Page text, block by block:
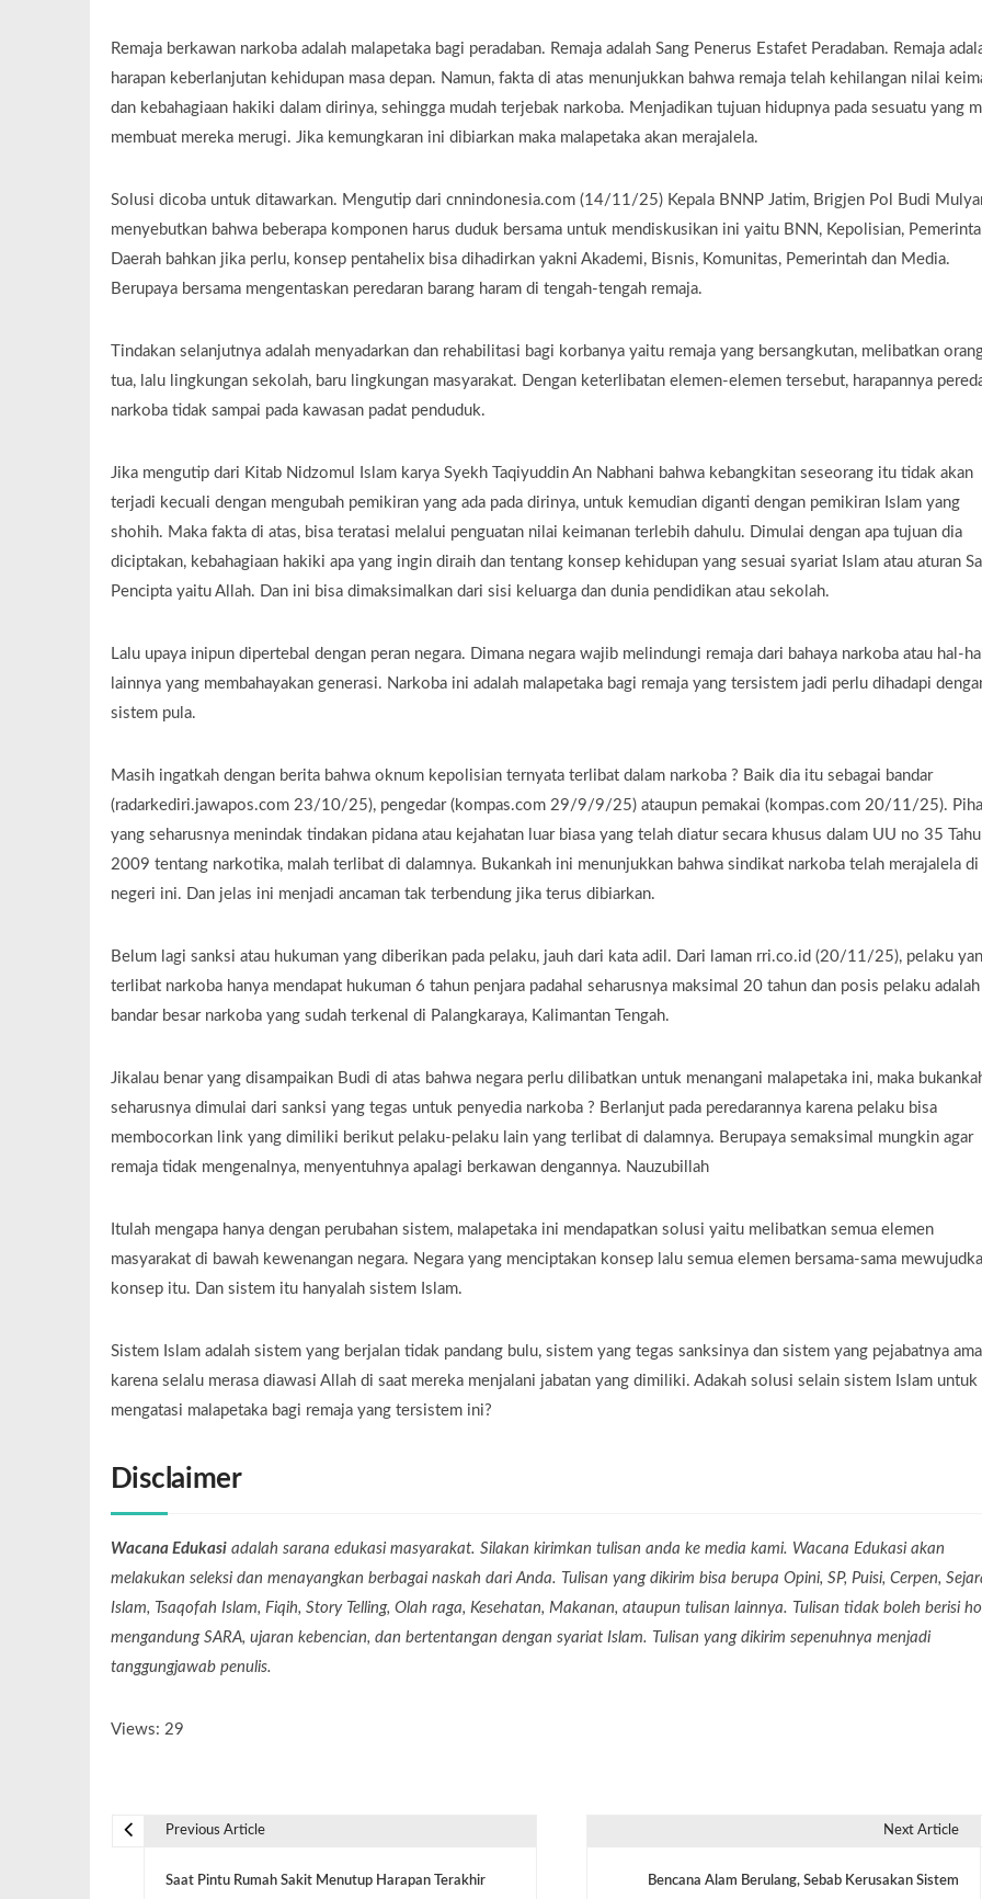
Remaja berkawan narkoba adalah malapetaka bagi peradaban. Remaja adalah Sang Penerus Estafet Peradaban. Remaja
harapan keberlanjutan kehidupan masa depan. Namun, fakta di atas menunjukkan bahwa remaja telah kehilangan nilai
dan kebahagiaan hakiki dalam dirinya, sehingga mudah terjebak narkoba. Menjadikan tujuan hidupnya pada sesuatu yang
membuat mereka merugi. Jika kemungkaran ini dibiarkan maka malapetaka akan merajalela.
Solusi dicoba untuk ditawarkan. Mengutip dari cnnindonesia.com (14/11/25) Kepala BNNP Jatim, Brigjen Pol Budi
menyebutkan bahwa beberapa komponen harus duduk bersama untuk mendiskusikan ini yaitu BNN, Kepolisian,
Daerah bahkan jika perlu, konsep pentahelix bisa dihadirkan yakni Akademi, Bisnis, Komunitas, Pemerintah dan Media.
Berupaya bersama mengentaskan peredaran barang haram di tengah-tengah remaja.
Tindakan selanjutnya adalah menyadarkan dan rehabilitasi bagi korbanya yaitu remaja yang bersangkutan, melibatkan
tua, lalu lingkungan sekolah, baru lingkungan masyarakat. Dengan keterlibatan elemen-elemen tersebut, harapannya
narkoba tidak sampai pada kawasan padat penduduk.
Jika mengutip dari Kitab Nidzomul Islam karya Syekh Taqiyuddin An Nabhani bahwa kebangkitan seseorang itu tidak akan
terjadi kecuali dengan mengubah pemikiran yang ada pada dirinya, untuk kemudian diganti dengan pemikiran Islam yang
shohih. Maka fakta di atas, bisa teratasi melalui penguatan nilai keimanan terlebih dahulu. Dimulai dengan apa tujuan dia
diciptakan, kebahagiaan hakiki apa yang ingin diraih dan tentang konsep kehidupan yang sesuai syariat Islam atau aturan
Pencipta yaitu Allah. Dan ini bisa dimaksimalkan dari sisi keluarga dan dunia pendidikan atau sekolah.
Lalu upaya inipun dipertebal dengan peran negara. Dimana negara wajib melindungi remaja dari bahaya narkoba atau hal-hal
lainnya yang membahayakan generasi. Narkoba ini adalah malapetaka bagi remaja yang tersistem jadi perlu dihadapi
sistem pula.
Masih ingatkah dengan berita bahwa oknum kepolisian ternyata terlibat dalam narkoba ? Baik dia itu sebagai bandar
(radarkediri.jawapos.com 23/10/25), pengedar (kompas.com 29/9/9/25) ataupun pemakai (kompas.com 20/11/25).
yang seharusnya menindak tindakan pidana atau kejahatan luar biasa yang telah diatur secara khusus dalam UU no 35
2009 tentang narkotika, malah terlibat di dalamnya. Bukankah ini menunjukkan bahwa sindikat narkoba telah merajalela di
negeri ini. Dan jelas ini menjadi ancaman tak terbendung jika terus dibiarkan.
Belum lagi sanksi atau hukuman yang diberikan pada pelaku, jauh dari kata adil. Dari laman rri.co.id (20/11/25), pelaku
terlibat narkoba hanya mendapat hukuman 6 tahun penjara padahal seharusnya maksimal 20 tahun dan posis pelaku adalah
bandar besar narkoba yang sudah terkenal di Palangkaraya, Kalimantan Tengah.
Jikalau benar yang disampaikan Budi di atas bahwa negara perlu dilibatkan untuk menangani malapetaka ini, maka
seharusnya dimulai dari sanksi yang tegas untuk penyedia narkoba ? Berlanjut pada peredarannya karena pelaku bisa
membocorkan link yang dimiliki berikut pelaku-pelaku lain yang terlibat di dalamnya. Berupaya semaksimal mungkin agar
remaja tidak mengenalnya, menyentuhnya apalagi berkawan dengannya. Nauzubillah
Itulah mengapa hanya dengan perubahan sistem, malapetaka ini mendapatkan solusi yaitu melibatkan semua elemen
masyarakat di bawah kewenangan negara. Negara yang menciptakan konsep lalu semua elemen bersama-sama
konsep itu. Dan sistem itu hanyalah sistem Islam.
Sistem Islam adalah sistem yang berjalan tidak pandang bulu, sistem yang tegas sanksinya dan sistem yang pejabatnya
karena selalu merasa diawasi Allah di saat mereka menjalani jabatan yang dimiliki. Adakah solusi selain sistem Islam untuk
mengatasi malapetaka bagi remaja yang tersistem ini?
Disclaimer
Wacana Edukasiadalah sarana edukasi masyarakat. Silakan kirimkan tulisan anda ke media kami. Wacana Edukasi akan
melakukan seleksi dan menayangkan berbagai naskah dari Anda. Tulisan yang dikirim bisa berupa Opini, SP, Puisi, Cerpen,
Islam, Tsaqofah Islam, Fiqih, Story Telling, Olah raga, Kesehatan, Makanan, ataupun tulisan lainnya. Tulisan tidak boleh berisi
mengandung SARA, ujaran kebencian, dan bertentangan dengan syariat Islam. Tulisan yang dikirim sepenuhnya menjadi
tanggungjawab penulis.
Views: 29
Previous Article
Saat Pintu Rumah Sakit Menutup Harapan Terakhir
Next Article
Bencana Alam Berulang, Sebab Kerusakan Sistem